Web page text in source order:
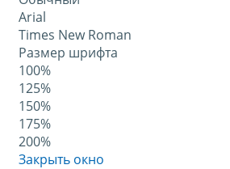
Arial
Times New Roman
Размер шрифта
100%
125%
150%
175%
200%
Закрыть окно